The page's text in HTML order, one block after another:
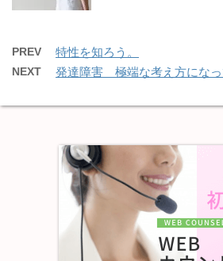
PREV 特性を知ろう。
NEXT 発達障害 極端な考え方にな